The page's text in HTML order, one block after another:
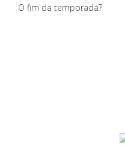
O fim da temporada?